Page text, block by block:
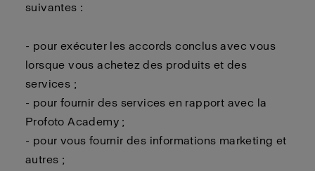
suivantes :
- pour exécuter les accords conclus avec vous
lorsque vous achetez des produits et des
services ;
- pour fournir des services en rapport avec la
Profoto Academy ;
- pour vous fournir des informations marketing et
autres ;